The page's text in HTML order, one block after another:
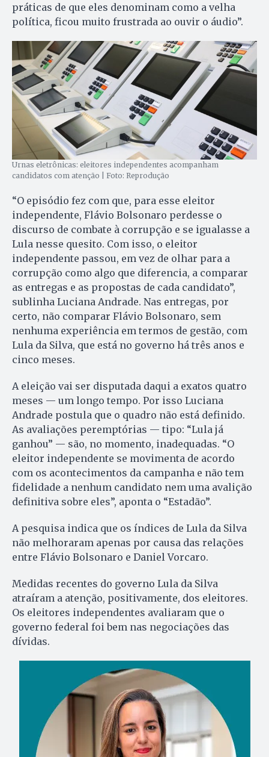
práticas de que eles denominam como a velha
política, ficou muito frustrada ao ouvir o áudio”.
Urnas eletrônicas: eleitores independentes acompanham
candidatos com atenção | Foto: Reprodução
“O episódio fez com que, para esse eleitor
independente, Flávio Bolsonaro perdesse o
discurso de combate à corrupção e se igualasse a
Lula nesse quesito. Com isso, o eleitor
independente passou, em vez de olhar para a
corrupção como algo que diferencia, a comparar
as entregas e as propostas de cada candidato”,
sublinha Luciana Andrade. Nas entregas, por
certo, não comparar Flávio Bolsonaro, sem
nenhuma experiência em termos de gestão, com
Lula da Silva, que está no governo há três anos e
cinco meses.
A eleição vai ser disputada daqui a exatos quatro
meses — um longo tempo. Por isso Luciana
Andrade postula que o quadro não está definido.
As avaliações peremptórias — tipo: “Lula já
ganhou” — são, no momento, inadequadas. “O
eleitor independente se movimenta de acordo
com os acontecimentos da campanha e não tem
fidelidade a nenhum candidato nem uma avalição
definitiva sobre eles”, aponta o “Estadão”.
A pesquisa indica que os índices de Lula da Silva
não melhoraram apenas por causa das relações
entre Flávio Bolsonaro e Daniel Vorcaro.
Medidas recentes do governo Lula da Silva
atraíram a atenção, positivamente, dos eleitores.
Os eleitores independentes avaliaram que o
governo federal foi bem nas negociações das
dívidas.